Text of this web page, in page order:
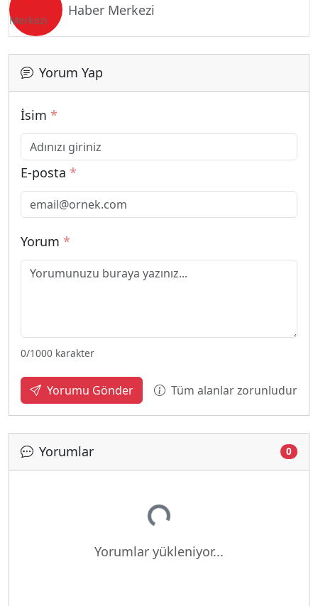
Haber Merkezi
Yorum Yap
İsim *
E-posta *
Yorum *
0/1000 karakter
Yorumu Gönder Tüm alanlar zorunludur
Yorumlar 0
Yükleniyor...
Yorumlar yükleniyor...